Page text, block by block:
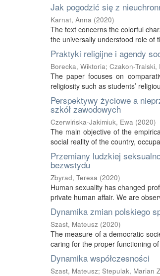
Jak pogodzić się z
Karnat, Anna (2020)
The text concerns the colorful
the universally understood role of
Praktyki religijne i agendy
Borecka, Wiktoria; Czakon-Tralski,
The paper focuses on
religiosity such as students’
Perspektywy życiowe a
szkół zawodowych
Czerwińska-Jakimiuk, Ewa (2020)
The main objective of the
social reality of the country,
Przemiany ludzkiej
bezwstydu
Zbyrad, Teresa (2020)
Human sexuality has changed
private human affair. We are
Dynamika zmian polskiego
Szast, Mateusz (2020)
The measure of a democratic
caring for the proper functioning
Dynamika współczesności
Szast, Mateusz; Stepulak, Marian